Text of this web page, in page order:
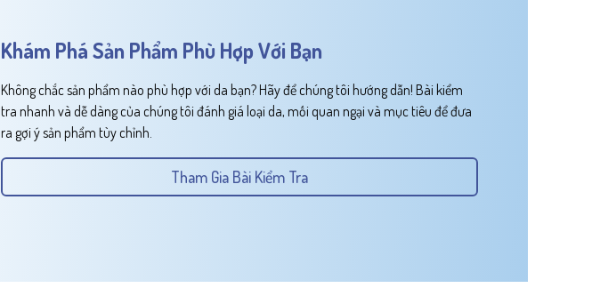
Khám Phá Sản Phẩm Phù Hợp Với Bạn
Không chắc sản phẩm nào phù hợp với da bạn? Hãy để chúng tôi hướng dẫn! Bài kiểm
tra nhanh và dễ dàng của chúng tôi đánh giá loại da, mối quan ngại và mục tiêu để đưa
ra gợi ý sản phẩm tùy chỉnh.
Tham Gia Bài Kiểm Tra